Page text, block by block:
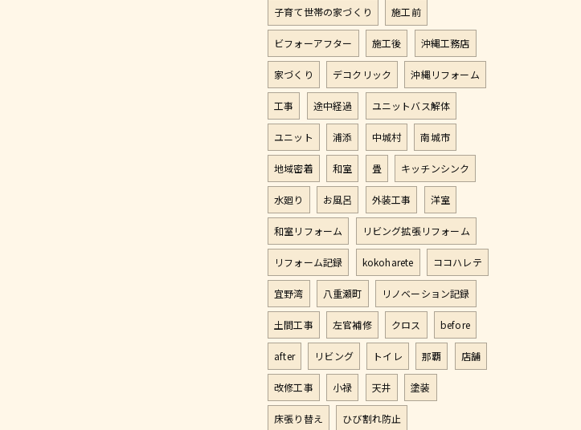
子育て世帯の家づくり 施工前
ビフォーアフター 施工後 沖縄工務店
家づくり デコクリック 沖縄リフォーム
工事 途中経過 ユニットバス解体
ユニット 浦添 中城村 南城市
地域密着 和室 畳 キッチンシンク
水廻り お風呂 外装工事 洋室
和室リフォーム リビング拡張リフォーム
リフォーム記録 kokoharete ココハレテ
宜野湾 八重瀬町 リノベーション記録
土間工事 左官補修 クロス before
after リビング トイレ 那覇 店舗
改修工事 小禄 天井 塗装
床張り替え ひび割れ防止